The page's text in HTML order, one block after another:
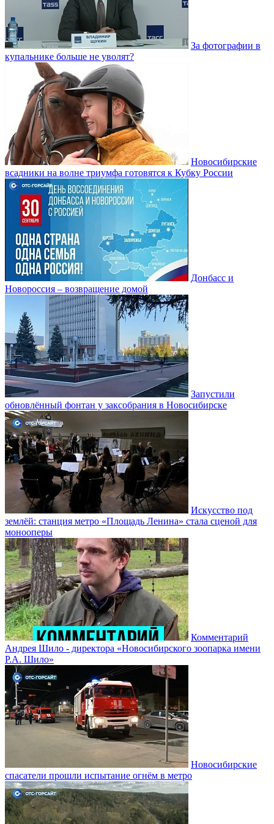
За фотографии в
купальнике больше не уволят?
Новосибирские
всадники на волне триумфа готовятся к Кубку России
Донбасс и
Новороссия – возвращение домой
Запустили
обновлённый фонтан у заксобрания в Новосибирске
Искусство под
землёй: станция метро «Площадь Ленина» стала сценой для
монооперы
Комментарий
Андрея Шило - директора «Новосибирского зоопарка имени
Р.А. Шило»
Новосибирские
спасатели прошли испытание огнём в метро